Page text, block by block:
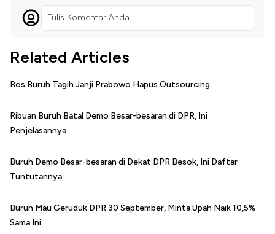
Tulis Komentar Anda...
Related Articles
Bos Buruh Tagih Janji Prabowo Hapus Outsourcing
Ribuan Buruh Batal Demo Besar-besaran di DPR, Ini
Penjelasannya
Buruh Demo Besar-besaran di Dekat DPR Besok, Ini Daftar
Tuntutannya
Buruh Mau Geruduk DPR 30 September, Minta Upah Naik 10,5%
Sama Ini